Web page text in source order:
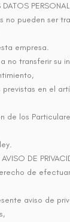
no pueden ser
empresa.
no transferir su
en el
de los
DE
de
aviso de